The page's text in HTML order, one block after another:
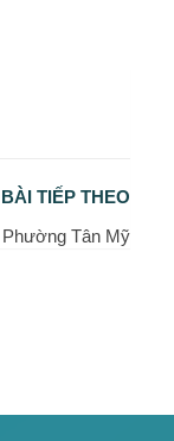
BÀI TIẾP THEO
Tân Mỹ